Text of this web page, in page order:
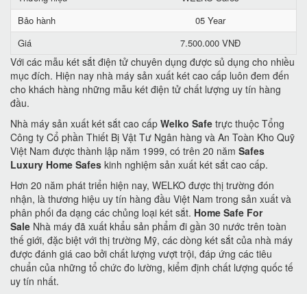
Bảo hành
05 Year
Giá
7.500.000 VNĐ
Với các mẫu két sắt điện tử chuyên dụng được sủ dụng cho nhiều
mục đích. Hiện nay nhà máy sản xuất két cao cấp luôn đem đến
cho khách hàng những mẫu két điện tử chất lượng uy tín hàng
đầu.
Nhà máy sản xuất két sắt cao cấp Welko Safe trực thuộc Tổng
Công ty Cổ phần Thiết Bị Vật Tư Ngân hàng và An Toàn Kho Quỹ
Việt Nam được thành lập năm 1999, có trên 20 năm Safes
Luxury Home Safes kinh nghiệm sản xuất két sắt cao cấp.
Hơn 20 năm phát triển hiện nay, WELKO được thị trường đón
nhận, là thương hiệu uy tín hàng đầu Việt Nam trong sản xuất và
phân phối đa dạng các chủng loại két sắt. Home Safe For
Sale Nhà máy đã xuất khẩu sản phẩm đi gần 30 nước trên toàn
thế giới, đặc biệt với thị trường Mỹ, các dòng két sắt của nhà máy
được đánh giá cao bởi chất lượng vượt trội, đáp ứng các tiêu
chuẩn của những tổ chức đo lường, kiểm định chất lượng quốc tế
uy tín nhất.